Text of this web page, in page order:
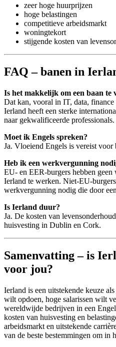
zeer hoge huurprijzen
hoge belastingen
competitieve arbeidsmarkt
woningtekort
stijgende kosten van
FAQ – banen in
Is het makkelijk om een baan te
Dat kan, vooral in IT, data, finance
Ierland heeft een sterke
naar gekwalificeerde professionals.
Moet ik Engels spreken?
Ja. Vloeiend Engels is vereist
Heb ik een werkvergunning
EU- en EER-burgers hebben
Ierland te werken. Niet-EU-burgers
werkvergunning nodig die door
Is Ierland duur?
Ja. De kosten van
huisvesting in Dublin en Cork.
Samenvatting – is
voor jou?
Ierland is een uitstekende keuze
wilt opdoen, hoge salarissen wilt
wereldwijde bedrijven in een
kosten van huisvesting en
arbeidsmarkt en uitstekende
van de beste bestemmingen om in